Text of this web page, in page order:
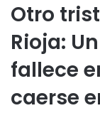
Otro
Rioja:
fallece
caerse